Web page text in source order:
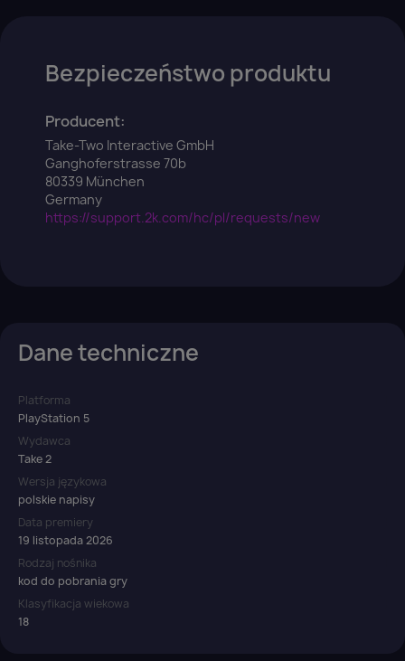
Bezpieczeństwo produktu
Producent:
Take-Two Interactive GmbH
Ganghoferstrasse 70b
80339 München
Germany
https://support.2k.com/hc/pl/requests/new
Dane techniczne
Platforma
PlayStation 5
Wydawca
Take 2
Wersja językowa
polskie napisy
Data premiery
19 listopada 2026
Rodzaj nośnika
kod do pobrania gry
Klasyfikacja wiekowa
18